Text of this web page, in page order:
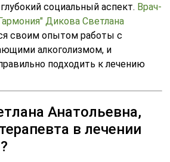
социальный аспект. Врач-
Дикова Светлана
своим опытом работы с
алкоголизмом, и
подходить к лечению
Анатольевна,
в лечении